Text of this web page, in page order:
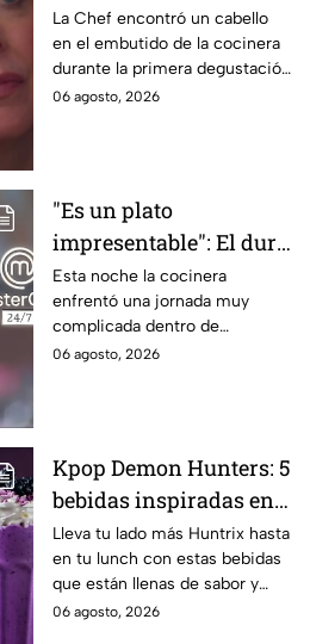
en evidencia a Carmen
en la gala de mandiles
negros de MasterChef
24/7
La Chef encontró un cabello
en el embutido de la cocinera
durante la primera degustación
de la noche
06 agosto, 2026
"Es un plato
impresentable": El duro
regaño que hizo llorar a
Michelle dentro de
MasterChef 24/7
Esta noche la cocinera
enfrentó una jornada muy
complicada dentro de
MasterChef 24/7.
06 agosto, 2026
Kpop Demon Hunters: 5
bebidas inspiradas en
las guerreras Huntrix
para llevar a la escuela
este regreso a clases
2026; son saludables y
Lleva tu lado más Huntrix hasta
en tu lunch con estas bebidas
que están llenas de sabor y
frescura.
06 agosto, 2026